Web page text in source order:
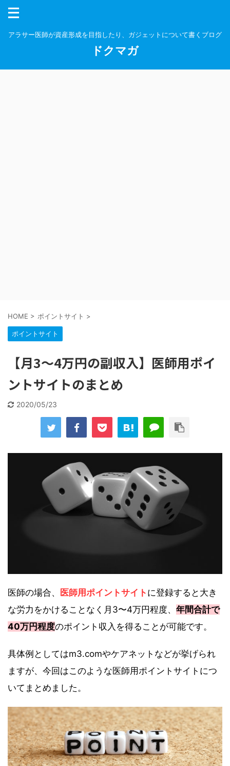
アラサー医師が資産形成を目指したり、ガジェットについて書くブログ
ドクマガ
HOME > ポイントサイト >
ポイントサイト
【月3〜4万円の副収入】医師用ポイ
ントサイトのまとめ
2020/05/23
医師の場合、 医師用ポイントサイト に登録すると大き
な労力をかけることなく月3〜4万円程度、 年間合計で
40万円程度のポイント収入を得ることが可能です。
具体例としてはm3.comやケアネットなどが挙げられ
ますが、今回はこのような医師用ポイントサイトにつ
いてまとめました。